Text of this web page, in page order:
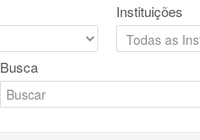
Instituições
Busca